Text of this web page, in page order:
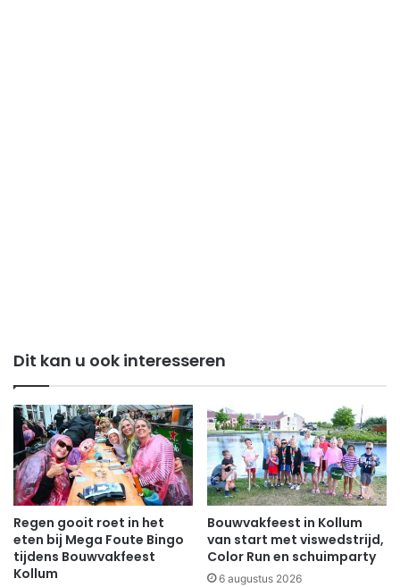
Dit kan u ook interesseren
Regen gooit roet in het
eten bij Mega Foute Bingo
tijdens Bouwvakfeest
Kollum
Bouwvakfeest in Kollum
van start met viswedstrijd,
Color Run en schuimparty
6 augustus 2026